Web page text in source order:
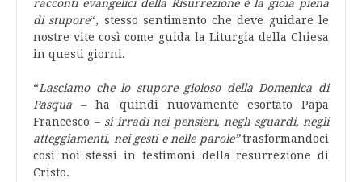
racconti evangelici della Risurrezione è la gioia piena
di stupore“, stesso sentimento che deve guidare le
nostre vite così come guida la Liturgia della Chiesa
in questi giorni.
“Lasciamo che lo stupore gioioso della Domenica di
Pasqua – ha quindi nuovamente esortato Papa
Francesco – si irradi nei pensieri, negli sguardi, negli
atteggiamenti, nei gesti e nelle parole”trasformandoci
così noi stessi in testimoni della resurrezione di
Cristo.